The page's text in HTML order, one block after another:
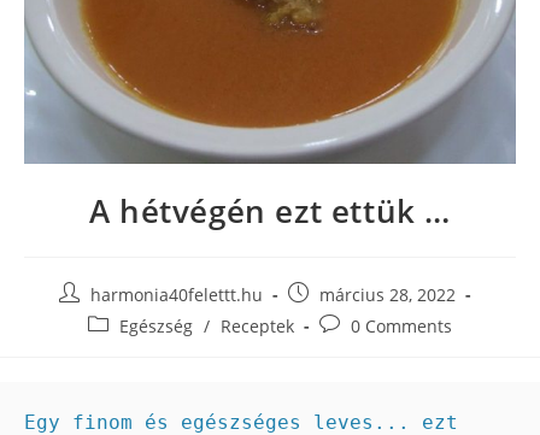
A hétvégén ezt ettük …
harmonia40felettt.hu
március 28, 2022
Egészség / Receptek 0 Comments
Egy finom és egészséges leves... ezt